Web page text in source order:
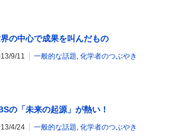
の中心で成果を叫んだもの
9/11 一般的な話題, 化学者のつぶやき
の「未来の起源」が熱い！
4/24 一般的な話題, 化学者のつぶやき